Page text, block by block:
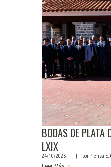
BODAS DE PLATA
LXIX
24/10/2025 porPrensa